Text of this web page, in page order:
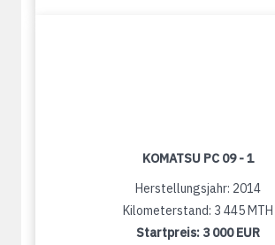
KOMATSU PC 09 - 1
Herstellungsjahr: 2014
Kilometerstand: 3 445 MTH
Startpreis: 3 000 EUR